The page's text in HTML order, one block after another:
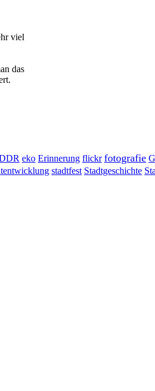
viel
das
eko Erinnerung flickr fotografie
stadtfest Stadtgeschichte